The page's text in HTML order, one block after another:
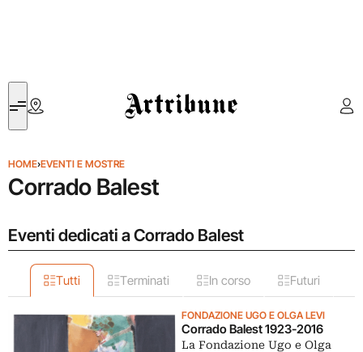
Artribune
HOME›EVENTI E MOSTRE
Corrado Balest
Eventi dedicati a Corrado Balest
Tutti Terminati In corso Futuri
FONDAZIONE UGO E OLGA LEVI
Corrado Balest 1923-2016
La Fondazione Ugo e Olga